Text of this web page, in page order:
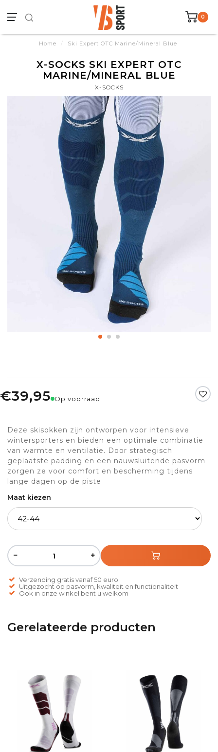
0
Home / Ski Expert OTC Marine/Mineral Blue
X-SOCKS SKI EXPERT OTC
MARINE/MINERAL BLUE
X-SOCKS
€39,95 Op voorraad
Deze skisokken zijn ontworpen voor intensieve
wintersporters en bieden een optimale combinatie
van warmte en ventilatie. Door strategisch
geplaatste padding en een nauwsluitende pasvorm
zorgen ze voor comfort en bescherming tijdens
lange dagen op de piste
Maat kiezen
− +
Verzending gratis vanaf 50 euro
Uitgezocht op pasvorm, kwaliteit en functionaliteit
Ook in onze winkel bent u welkom
Gerelateerde producten